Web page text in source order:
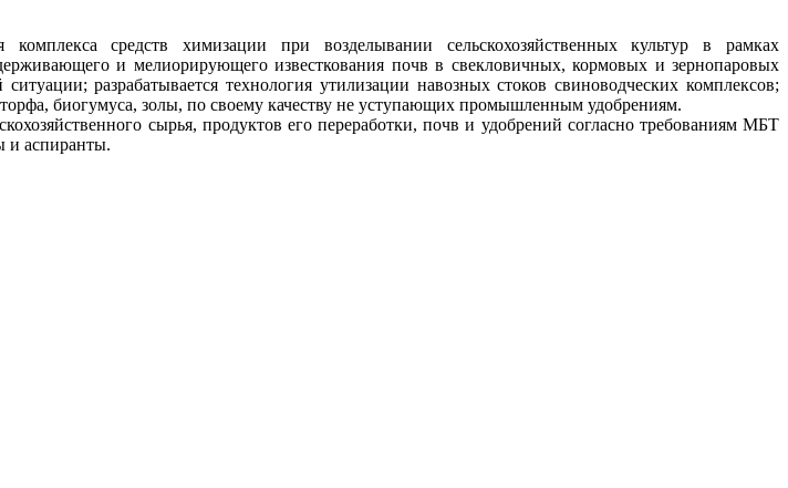
средств химизации при возделывании сельскохозяйственных культур в рамках
и мелиорирующего известкования почв в свекловичных, кормовых и зернопаровых
разрабатывается технология утилизации навозных стоков свиноводческих комплексов;
биогумуса, золы, по своему качеству не уступающих промышленным удобрениям.
сырья, продуктов его переработки, почв и удобрений согласно требованиям МБТ
и аспиранты.